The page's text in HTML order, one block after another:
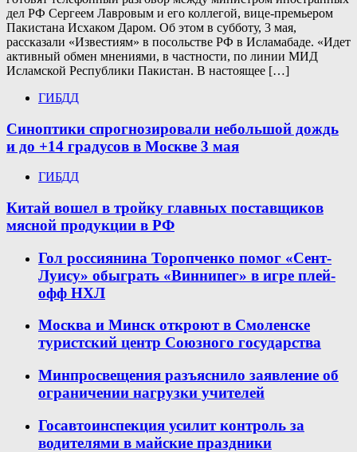
дел РФ Сергеем Лавровым и его коллегой, вице-премьером
Пакистана Исхаком Даром. Об этом в субботу, 3 мая,
рассказали «Известиям» в посольстве РФ в Исламабаде. «Идет
активный обмен мнениями, в частности, по линии МИД
Исламской Республики Пакистан. В настоящее […]
ГИБДД
Синоптики спрогнозировали небольшой дождь
и до +14 градусов в Москве 3 мая
ГИБДД
Китай вошел в тройку главных поставщиков
мясной продукции в РФ
Гол россиянина Торопченко помог «Сент-
Луису» обыграть «Виннипег» в игре плей-
офф НХЛ
Москва и Минск откроют в Смоленске
туристский центр Союзного государства
Минпросвещения разъяснило заявление об
ограничении нагрузки учителей
Госавтоинспекция усилит контроль за
водителями в майские праздники